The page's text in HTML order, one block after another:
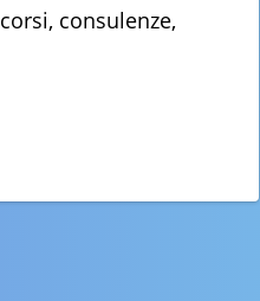
consulenze,